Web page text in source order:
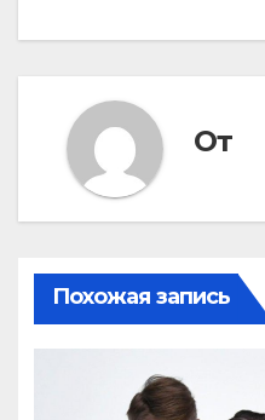
От
Похожая запись